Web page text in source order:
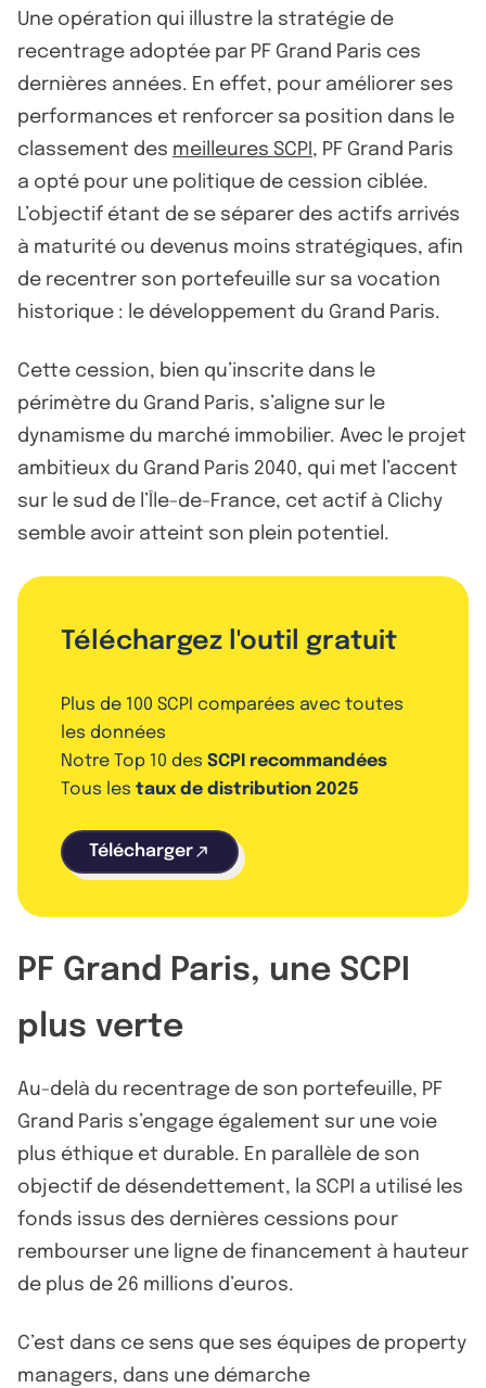
Une opération qui illustre la stratégie de
recentrage adoptée par PF Grand Paris ces
dernières années. En effet, pour améliorer ses
performances et renforcer sa position dans le
classement des meilleures SCPI , PF Grand Paris
a opté pour une politique de cession ciblée.
L’objectif étant de se séparer des actifs arrivés
à maturité ou devenus moins stratégiques, afin
de recentrer son portefeuille sur sa vocation
historique : le développement du Grand Paris.
Cette cession, bien qu’inscrite dans le
périmètre du Grand Paris, s’aligne sur le
dynamisme du marché immobilier. Avec le projet
ambitieux du Grand Paris 2040, qui met l’accent
sur le sud de l’Île-de-France, cet actif à Clichy
semble avoir atteint son plein potentiel.
Téléchargez l'outil gratuit
Plus de 100 SCPI comparées avec toutes
les données
Notre Top 10 des SCPI recommandées
Tous les taux de distribution 2025
Télécharger
PF Grand Paris, une SCPI
plus verte
Au-delà du recentrage de son portefeuille, PF
Grand Paris s’engage également sur une voie
plus éthique et durable. En parallèle de son
objectif de désendettement, la SCPI a utilisé les
fonds issus des dernières cessions pour
rembourser une ligne de financement à hauteur
de plus de 26 millions d’euros.
C’est dans ce sens que ses équipes de property
managers, dans une démarche